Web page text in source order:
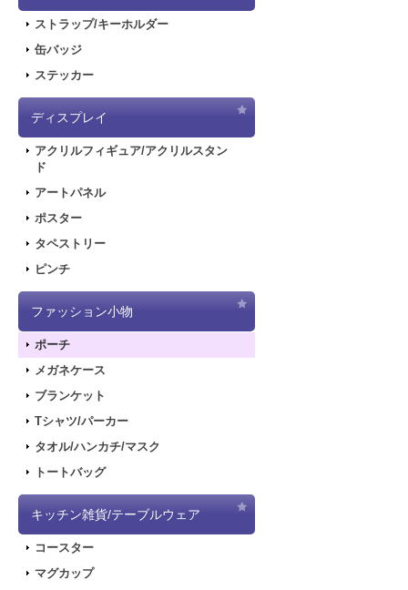
ストラップ/キーホルダー
缶バッジ
ステッカー
ディスプレイ
アクリルフィギュア/アクリルスタン
ド
アートパネル
ポスター
タペストリー
ピンチ
ファッション小物
ポーチ
メガネケース
ブランケット
Tシャツ/パーカー
タオル/ハンカチ/マスク
トートバッグ
キッチン雑貨/テーブルウェア
コースター
マグカップ